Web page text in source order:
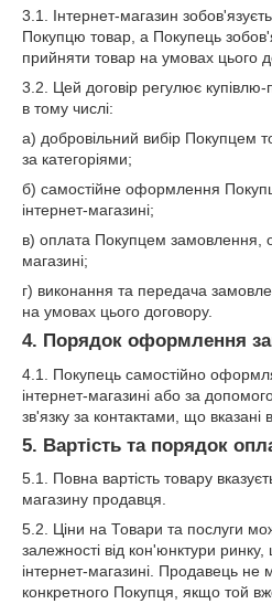
3.1. Інтернет-магазин
Покупцю товар, а Покупець
прийняти товар на умовах цього
3.2. Цей договір регулює купівлю-
в тому числі:
а) добровільний вибір Покупцем
за категоріями;
б) самостійне оформлення
інтернет-магазині;
в) оплата Покупцем замовлення,
магазині;
г) виконання та передача
на умовах цього договору.
4. Порядок оформлення
4.1. Покупець самостійно
інтернет-магазині або за
зв'язку за контактами, що вказані
5. Вартість та порядок
5.1. Повна вартість товару
магазину продавця.
5.2. Ціни на Товари та послуги
залежності від кон'юнктури
інтернет-магазині. Продавець не
конкретного Покупця, якщо той